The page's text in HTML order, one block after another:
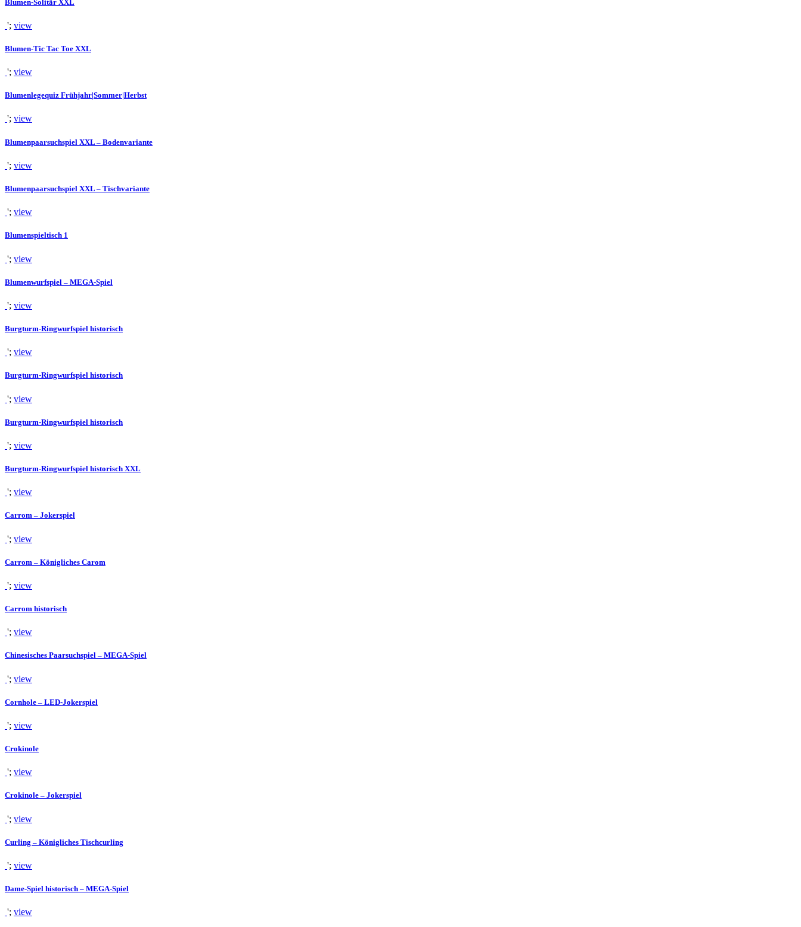
Blumen-Solitär XXL
'; view
Blumen-Tic Tac Toe XXL
'; view
Blumenlegequiz Frühjahr|Sommer|Herbst
'; view
Blumenpaarsuchspiel XXL – Bodenvariante
'; view
Blumenpaarsuchspiel XXL – Tischvariante
'; view
Blumenspieltisch 1
'; view
Blumenwurfspiel – MEGA-Spiel
'; view
Burgturm-Ringwurfspiel historisch
'; view
Burgturm-Ringwurfspiel historisch
'; view
Burgturm-Ringwurfspiel historisch
'; view
Burgturm-Ringwurfspiel historisch XXL
'; view
Carrom – Jokerspiel
'; view
Carrom – Königliches Carom
'; view
Carrom historisch
'; view
Chinesisches Paarsuchspiel – MEGA-Spiel
'; view
Cornhole – LED-Jokerspiel
'; view
Crokinole
'; view
Crokinole – Jokerspiel
'; view
Curling – Königliches Tischcurling
'; view
Dame-Spiel historisch – MEGA-Spiel
'; view